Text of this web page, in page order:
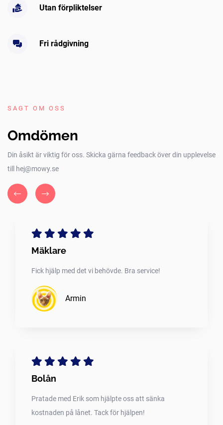
Utan förpliktelser
Fri rådgivning
SAGT OM OSS
Omdömen
Din åsikt är viktig för oss. Skicka gärna feedback över din upplevelse
till hej@mowy.se
Mäklare
Fick hjälp med det vi behövde. Bra service!
Armin
Bolån
Pratade med Erik som hjälpte oss att sänka
kostnaden på lånet. Tack för hjälpen!